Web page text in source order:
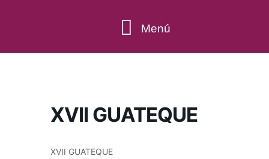
Menú
XVII GUATEQUE
XVII GUATEQUE